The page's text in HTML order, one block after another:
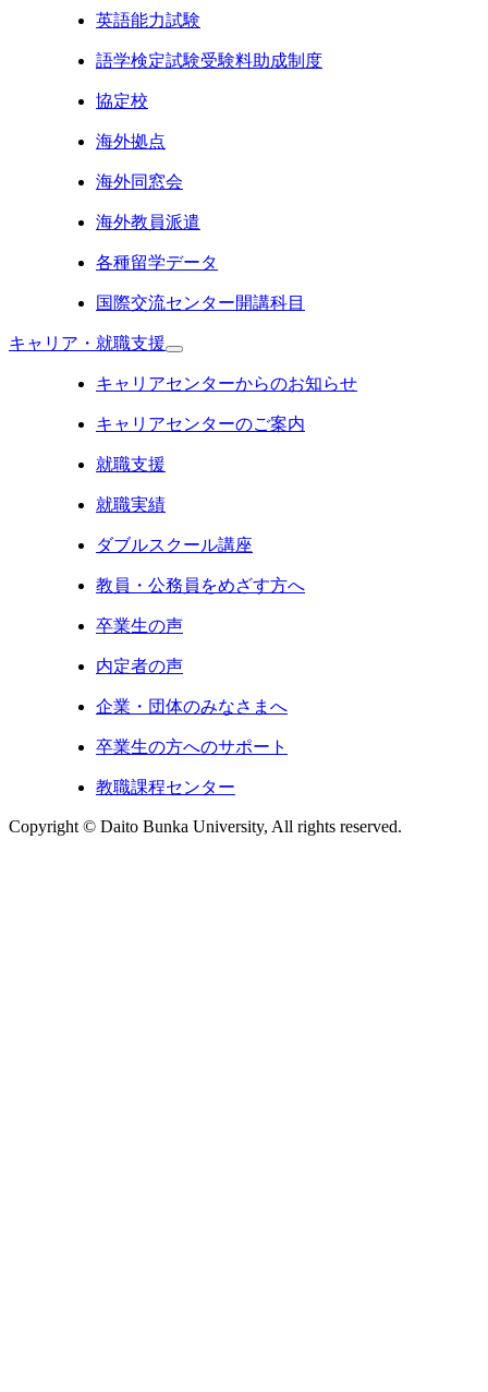
英語能力試験
語学検定試験受験料助成制度
協定校
海外拠点
海外同窓会
海外教員派遣
各種留学データ
国際交流センター開講科目
キャリア・就職支援
キャリアセンターからのお知らせ
キャリアセンターのご案内
就職支援
就職実績
ダブルスクール講座
教員・公務員をめざす方へ
卒業生の声
内定者の声
企業・団体のみなさまへ
卒業生の方へのサポート
教職課程センター
Copyright © Daito Bunka University, All rights reserved.